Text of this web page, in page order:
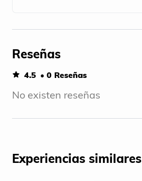
Reseñas
4.5 • 0 Reseñas
No existen reseñas
Experiencias similares